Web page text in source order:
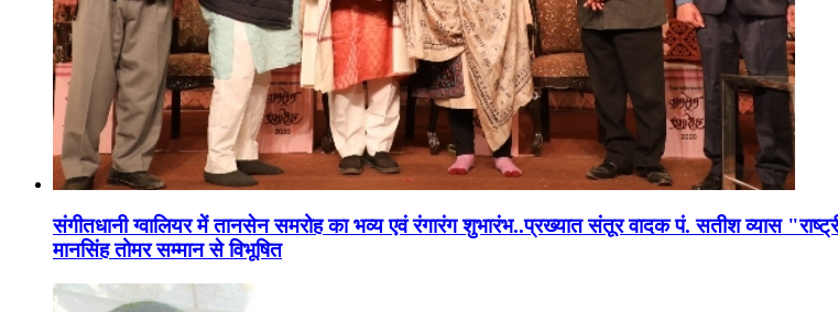
संगीतधानी ग्वालियर में तानसेन समरोह का भव्य एवं रंगारंग शुभारंभ..प्रख्यात संतूर वादक पं. सतीश व्यास
मानसिंह तोमर सम्मान से विभूषित